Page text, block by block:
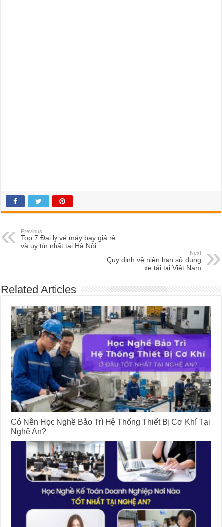
Previous
Top 7 Đại lý vé máy bay giá rẻ
và uy tín nhất tại Hà Nội
Next
Quy định về niên hạn sử dụng
xe tải tại Việt Nam
Related Articles
Có Nên Học Nghề Bảo Trì Hệ Thống Thiết Bị Cơ Khí Tại
Nghệ An?